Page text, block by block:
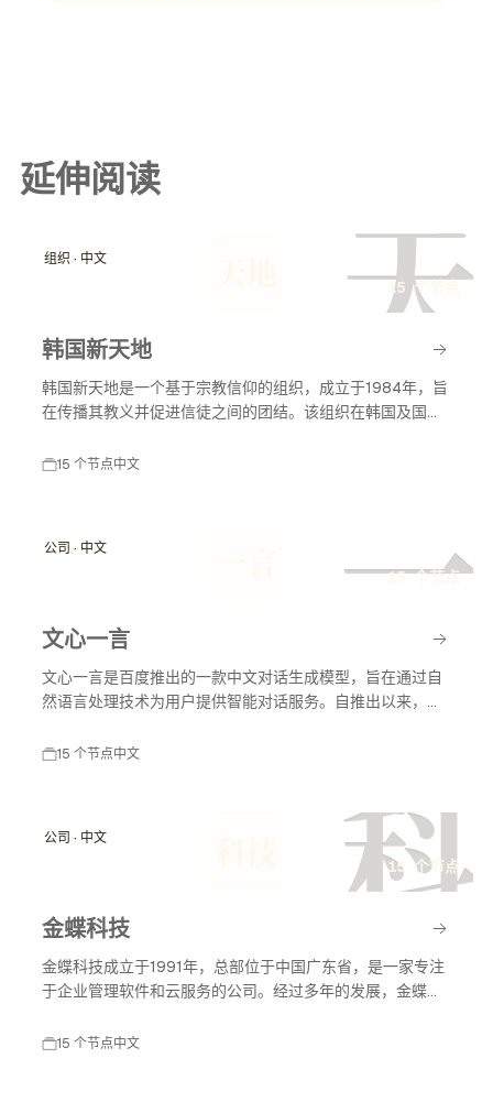
延伸阅读
天
组织 · 中文
15 个节点
韩国新天地
韩国新天地是一个基于宗教信仰的组织，成立于1984年，旨
在传播其教义并促进信徒之间的团结。该组织在韩国及国际
15 个节点中文
一
公司 · 中文
15 个节点
文心一言
文心一言是百度推出的一款中文对话生成模型，旨在通过自
然语言处理技术为用户提供智能对话服务。自推出以来，文
创作等，助力智能化服务的普及与发展。
15 个节点中文
科
公司 · 中文
15 个节点
金蝶科技
金蝶科技成立于1991年，总部位于中国广东省，是一家专注
于企业管理软件和云服务的公司。经过多年的发展，金蝶科
理、供应链管理、人力资源管理等多个领域。
15 个节点中文